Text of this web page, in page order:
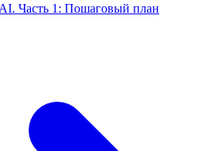
Часть 1: Пошаговый план